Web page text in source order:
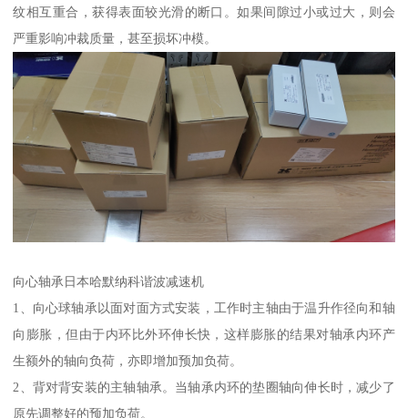
纹相互重合，获得表面较光滑的断口。如果间隙过小或过大，则会
严重影响冲裁质量，甚至损坏冲模。
向心轴承日本哈默纳科谐波减速机
1、向心球轴承以面对面方式安装，工作时主轴由于温升作径向和轴
向膨胀，但由于内环比外环伸长快，这样膨胀的结果对轴承内环产
生额外的轴向负荷，亦即增加预加负荷。
2、背对背安装的主轴轴承。当轴承内环的垫圈轴向伸长时，减少了
原先调整好的预加负荷。